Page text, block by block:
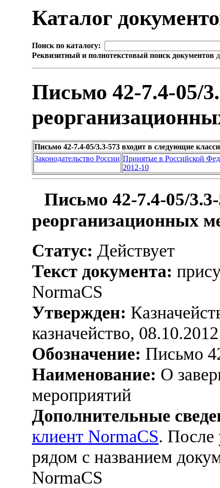
Каталог
Поиск по каталогу:
Реквизитный и полнотекстовый поиск документов
Письмо 42-7.4-05/
Письмо 42-7.4-05/3.3-573 входит в следующие
Законодательство России Принятые в Российской
2012-10
Письмо 42-7.4-05/
реорганизационных
Статус: Действует
Текст документа:
NormaCS
Утвержден:
казначейство, 08.10.2012
Обозначение: Письмо
Наименование: О
мероприятий
Дополнительные
клиент NormaCS. После
рядом с названием
NormaCS